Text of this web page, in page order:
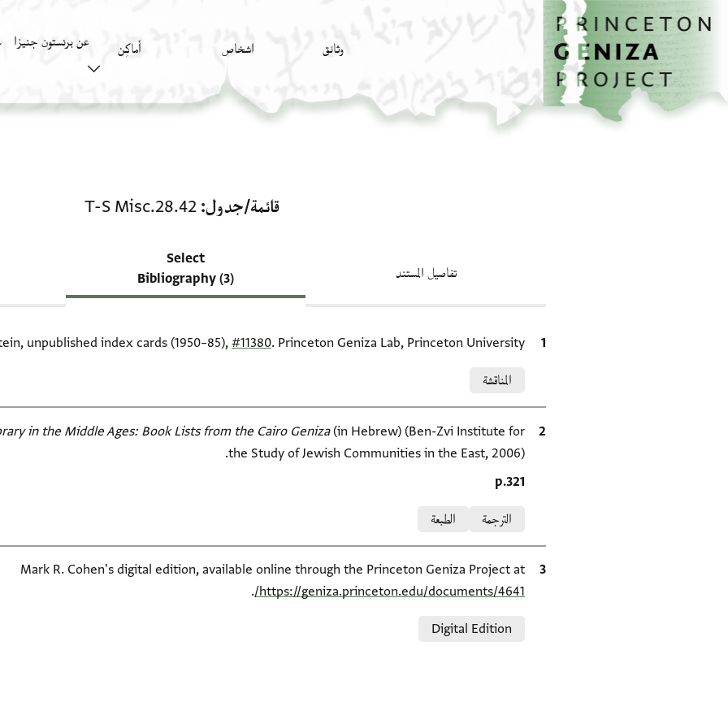
تخطي إلى المحتوى الرئيسي
الصفحة الرئيسية
وثائق اشخاص أَماكِن عن برنستون جنيزا
قائمة/جدول T-S Misc.28.42
تفاصيل المستند
Select
Bibliography (3)
الاقتباس المرجعي unpublished index cards (1950–85), #11380. Princeton Geniza Lab, Princeton University.
المناقشة
الاقتباس المرجعي in the Middle Ages: Book Lists from the Cairo Geniza‎(in Hebrew) (Ben-Zvi Institute for
the Study of Jewish Communities in the East, 2006).
Location in source
p.321
الترجمة
الطبعة
الاقتباس المرجعي
Mark R. Cohen's digital edition, available online through the Princeton Geniza Project at
https://geniza.princeton.edu/documents/4641/
.
Digital Edition